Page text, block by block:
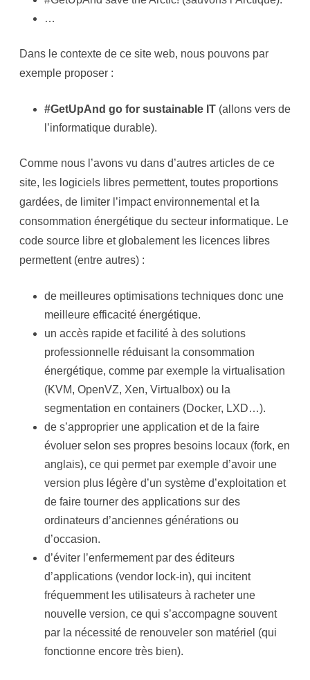
…
Dans le contexte de ce site web, nous pouvons par
exemple proposer :
#GetUpAnd go for sustainable IT (allons vers de
l’informatique durable).
Comme nous l’avons vu dans d’autres articles de ce
site, les logiciels libres permettent, toutes proportions
gardées, de limiter l’impact environnemental et la
consommation énergétique du secteur informatique. Le
code source libre et globalement les licences libres
permettent (entre autres) :
de meilleures optimisations techniques donc une
meilleure efficacité énergétique.
un accès rapide et facilité à des solutions
professionnelle réduisant la consommation
énergétique, comme par exemple la virtualisation
(KVM, OpenVZ, Xen, Virtualbox) ou la
segmentation en containers (Docker, LXD…).
de s’approprier une application et de la faire
évoluer selon ses propres besoins locaux (fork, en
anglais), ce qui permet par exemple d’avoir une
version plus légère d’un système d’exploitation et
de faire tourner des applications sur des
ordinateurs d’anciennes générations ou
d’occasion.
d’éviter l’enfermement par des éditeurs
d’applications (vendor lock-in), qui incitent
fréquemment les utilisateurs à racheter une
nouvelle version, ce qui s’accompagne souvent
par la nécessité de renouveler son matériel (qui
fonctionne encore très bien).